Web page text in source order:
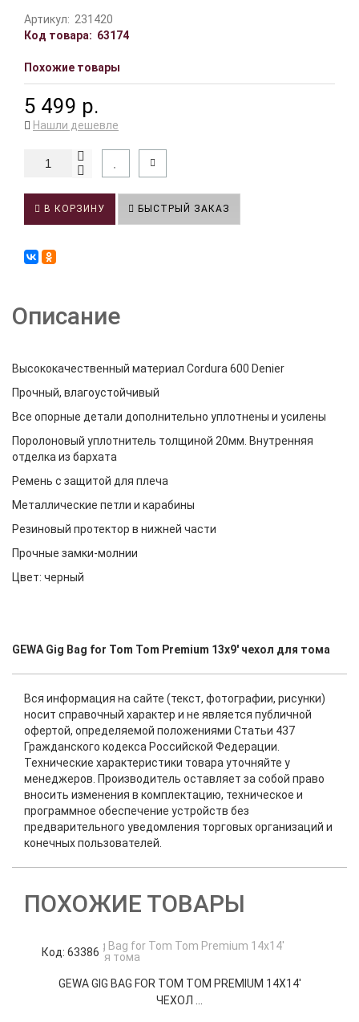
Артикул: 231420
Код товара: 63174
Похожие товары
5 499 р.
Нашли дешевле
В КОРЗИНУ БЫСТРЫЙ ЗАКАЗ
Описание
Высококачественный материал Cordura 600 Denier
Прочный, влагоустойчивый
Все опорные детали дополнительно уплотнены и усилены
Поролоновый уплотнитель толщиной 20мм. Внутренняя
отделка из бархата
Ремень с защитой для плеча
Металлические петли и карабины
Резиновый протектор в нижней части
Прочные замки-молнии
Цвет: черный
GEWA Gig Bag for Tom Tom Premium 13х9' чехол для тома
Вся информация на сайте (текст, фотографии, рисунки)
носит справочный характер и не является публичной
офертой, определяемой положениями Статьи 437
Гражданского кодекса Российской Федерации.
Технические характеристики товара уточняйте у
менеджеров. Производитель оставляет за собой право
вносить изменения в комплектацию, техническое и
программное обеспечение устройств без
предварительного уведомления торговых организаций и
конечных пользователей.
ПОХОЖИЕ ТОВАРЫ
Код: 63386
GEWA GIG BAG FOR TOM TOM PREMIUM 14Х14'
ЧЕХОЛ ...